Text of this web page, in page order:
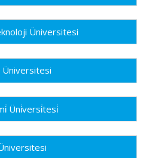
Üniversitesi
Üniversitesi
Üni̇versi̇tesi̇